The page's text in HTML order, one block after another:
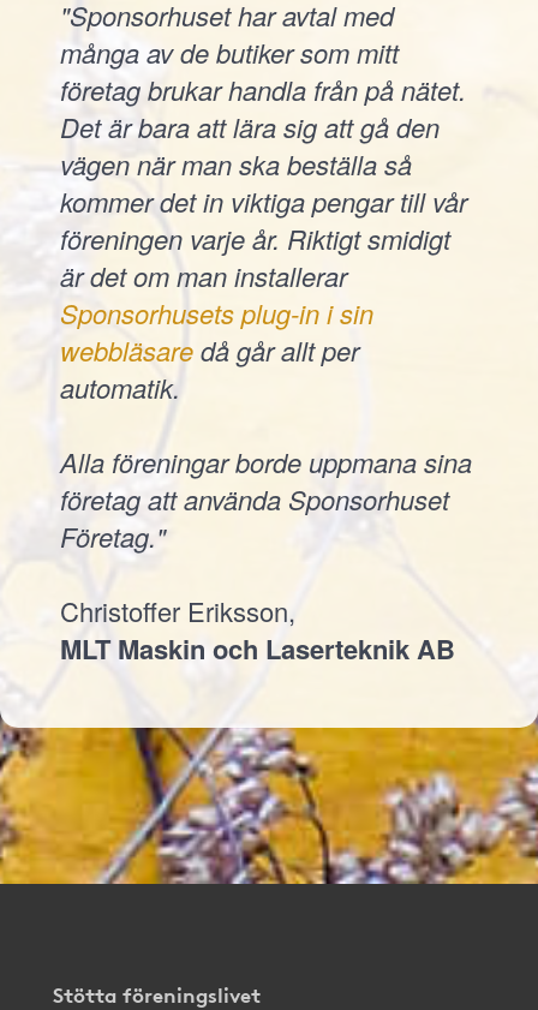
"Sponsorhuset har avtal med
många av de butiker som mitt
företag brukar handla från på nätet.
Det är bara att lära sig att gå den
vägen när man ska beställa så
kommer det in viktiga pengar till vår
föreningen varje år. Riktigt smidigt
är det om man installerar
Sponsorhusets plug-in i sin
webbläsaredå går allt per
automatik.
Alla föreningar borde uppmana sina
företag att använda Sponsorhuset
Företag."
Christoffer Eriksson,
MLT Maskin och Laserteknik AB
Stötta föreningslivet